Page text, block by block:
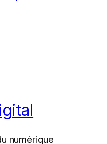
numérique